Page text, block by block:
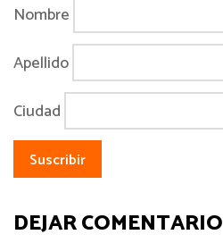
Nombre
Apellido
Ciudad
DEJAR COMENTARIO